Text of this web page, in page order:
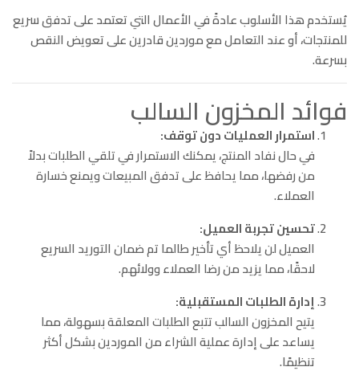
يُستخدم هذا الأسلوب عادةً في الأعمال التي تعتمد على تدفق سريع
للمنتجات، أو عند التعامل مع موردين قادرين على تعويض النقص
بسرعة.
فوائد المخزون السالب
استمرار العمليات دون توقف:
في حال نفاد المنتج، يمكنك الاستمرار في تلقي الطلبات بدلاً
من رفضها، مما يحافظ على تدفق المبيعات ويمنع خسارة
العملاء.
تحسين تجربة العميل:
العميل لن يلاحظ أي تأخير طالما تم ضمان التوريد السريع
لاحقًا، مما يزيد من رضا العملاء وولائهم.
إدارة الطلبات المستقبلية:
يتيح المخزون السالب تتبع الطلبات المعلقة بسهولة، مما
يساعد على إدارة عملية الشراء من الموردين بشكل أكثر
تنظيمًا.